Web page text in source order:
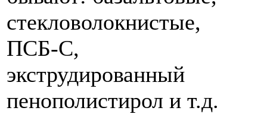
стекловолокнистые,
ПСБ-С,
экструдированный
пенополистирол и т.д.